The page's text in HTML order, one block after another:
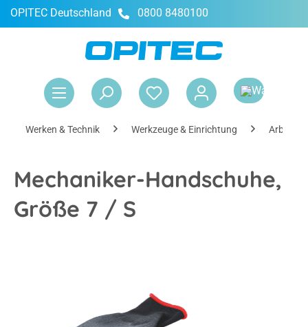
springen
OPITEC Deutschland 0800 8480100
Werken & Technik Werkzeuge & Einrichtung
Mechaniker-Handschuhe,
Größe 7 / S